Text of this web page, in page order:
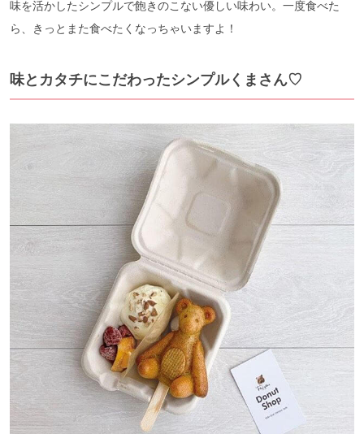
味を活かしたシンプルで飽きのこない優しい味わい。一度食べた
ら、きっとまた食べたくなっちゃいますよ！
味とカタチにこだわったシンプルくまさん♡